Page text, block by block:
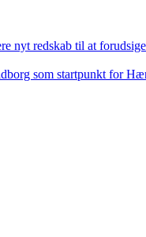
nyt redskab til at
som startpunkt for